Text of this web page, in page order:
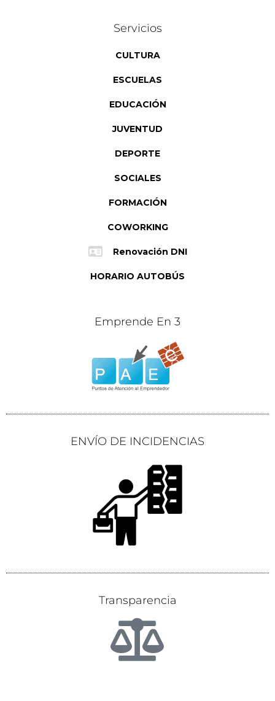
Servicios
CULTURA
ESCUELAS
EDUCACIÓN
JUVENTUD
DEPORTE
SOCIALES
FORMACIÓN
COWORKING
Renovación DNI
HORARIO AUTOBÚS
Emprende En 3
ENVÍO DE INCIDENCIAS
Transparencia